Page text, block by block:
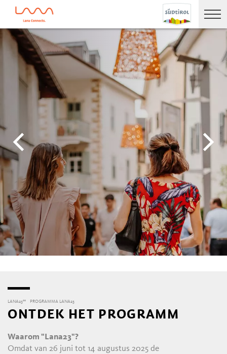
LANA23°° PROGRAMMA LANA23
ONTDEK HET PROGRAMM
Waarom "Lana23"?
Omdat van 26 juni tot 14 augustus 2025 de